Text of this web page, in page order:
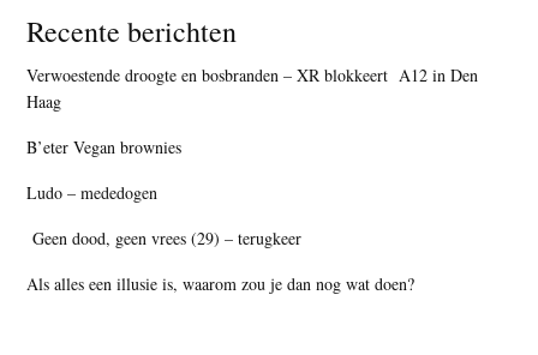
Recente berichten
Verwoestende droogte en bosbranden – XR blokkeert A12 in Den
Haag
B’eter Vegan brownies
Ludo – mededogen
Geen dood, geen vrees (29) – terugkeer
Als alles een illusie is, waarom zou je dan nog wat doen?